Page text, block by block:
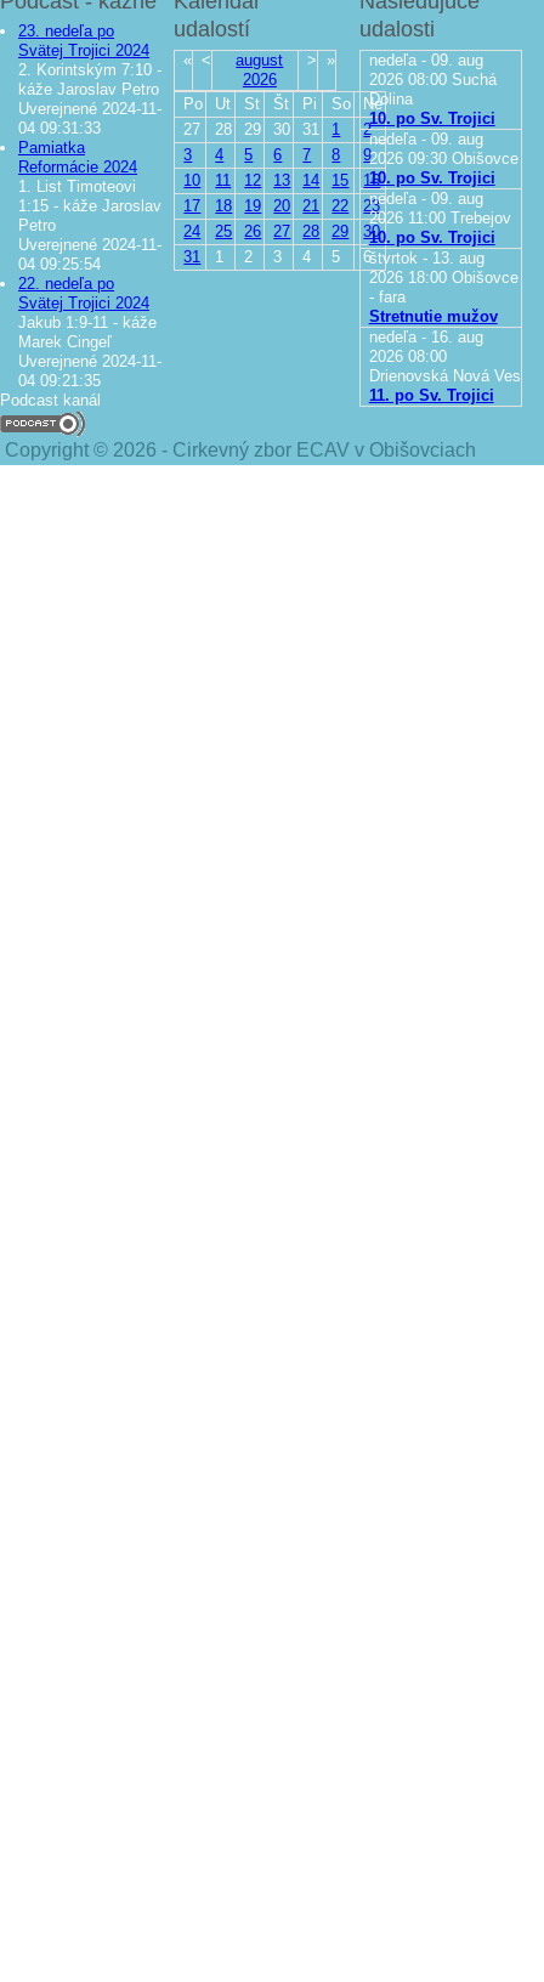
Copyright © 2026 - Cirkevný zbor ECAV v Obišovciach
23. nedeľa po
Svätej Trojici 2024
2. Korintským 7:10 -
káže Jaroslav Petro
Uverejnené 2024-11-
04 09:31:33
Pamiatka
Reformácie 2024
1. List Timoteovi
1:15 - káže Jaroslav
Petro
Uverejnené 2024-11-
04 09:25:54
22. nedeľa po
Svätej Trojici 2024
Jakub 1:9-11 - káže
Marek Cingeľ
Uverejnené 2024-11-
04 09:21:35
Podcast kanál
udalostí
« <
august
2026
> »
Po Ut St Št Pi So
Ne
27
28 29 30 31 1
2
3
4 5 6 7 8
9
10
11 12 13 14 15
16
17
18 19 20 21 22
23
24
25 26 27 28 29
30
31
1 2 3 4 5 6
udalosti
nedeľa - 09. aug
2026 08:00 Suchá
Dolina
10. po Sv. Trojici
nedeľa - 09. aug
2026 09:30 Obišovce
10. po Sv. Trojici
nedeľa - 09. aug
2026 11:00 Trebejov
10. po Sv. Trojici
štvrtok - 13. aug
2026 18:00 Obišovce
- fara
Stretnutie mužov
nedeľa - 16. aug
2026 08:00
Drienovská Nová Ves
11. po Sv. Trojici